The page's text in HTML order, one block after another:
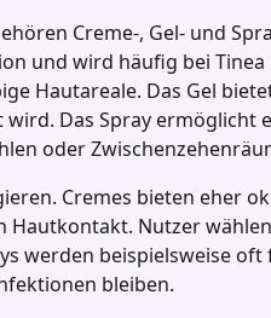
Creme‑, Gel‑ und
und wird häufig bei Tinea
Hautareale. Das Gel
Das Spray ermöglicht
oder
Cremes bieten eher
Hautkontakt. Nutzer
werden beispielsweise
bleiben.